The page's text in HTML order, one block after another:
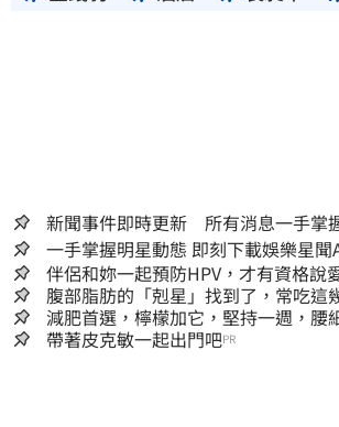
新聞事件即時更新 所有消息一手掌
一手掌握明星動態 即刻下載娛樂
伴侶和妳一起預防HPV，才有資格說
腹部脂肪的「剋星」找到了，常吃這
囊，瘦出小蠻腰
減肥首選，檸檬加它，堅持一週，腰
人生
帶著皮克敏一起出門吧PR